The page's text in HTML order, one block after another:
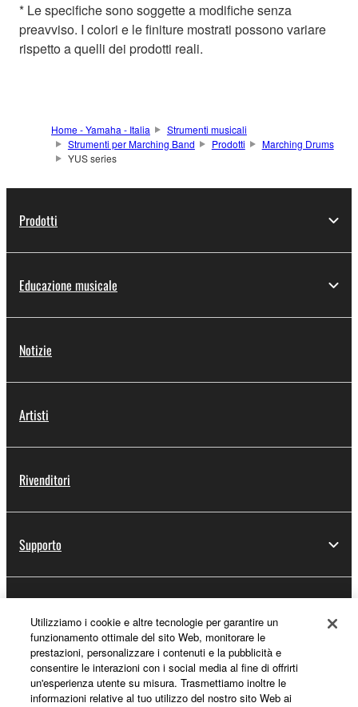
* Le specifiche sono soggette a modifiche senza
preavviso. I colori e le finiture mostrati possono variare
rispetto a quelli dei prodotti reali.
Home - Yamaha - Italia
Strumenti musicali
Strumenti per Marching Band
Prodotti
Marching Drums
YUS series
Prodotti
Educazione musicale
Notizie
Artisti
Rivenditori
Supporto
Informazioni su Yamaha
Utilizziamo i cookie e altre tecnologie per garantire un
funzionamento ottimale del sito Web, monitorare le
prestazioni, personalizzare i contenuti e la pubblicità e
consentire le interazioni con i social media al fine di offrirti
un'esperienza utente su misura. Trasmettiamo inoltre le
informazioni relative al tuo utilizzo del nostro sito Web ai